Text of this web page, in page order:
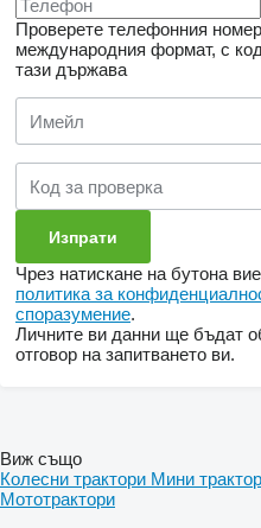
Проверете телефонния
международния формат, с
тази държава
Чрез натискане на бутона
политика за
споразумение.
Личните ви данни ще бъдат
отговор на запитването ви.
Виж също
Колесни трактори Мини
Мототрактори